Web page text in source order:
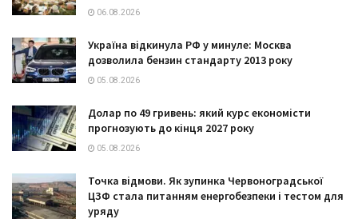
06.08.2026
Україна відкинула РФ у минуле: Москва
дозволила бензин стандарту 2013 року
05.08.2026
Долар по 49 гривень: який курс економісти
прогнозують до кінця 2027 року
05.08.2026
Точка відмови. Як зупинка Червоноградської
ЦЗФ стала питанням енергобезпеки і тестом для
уряду